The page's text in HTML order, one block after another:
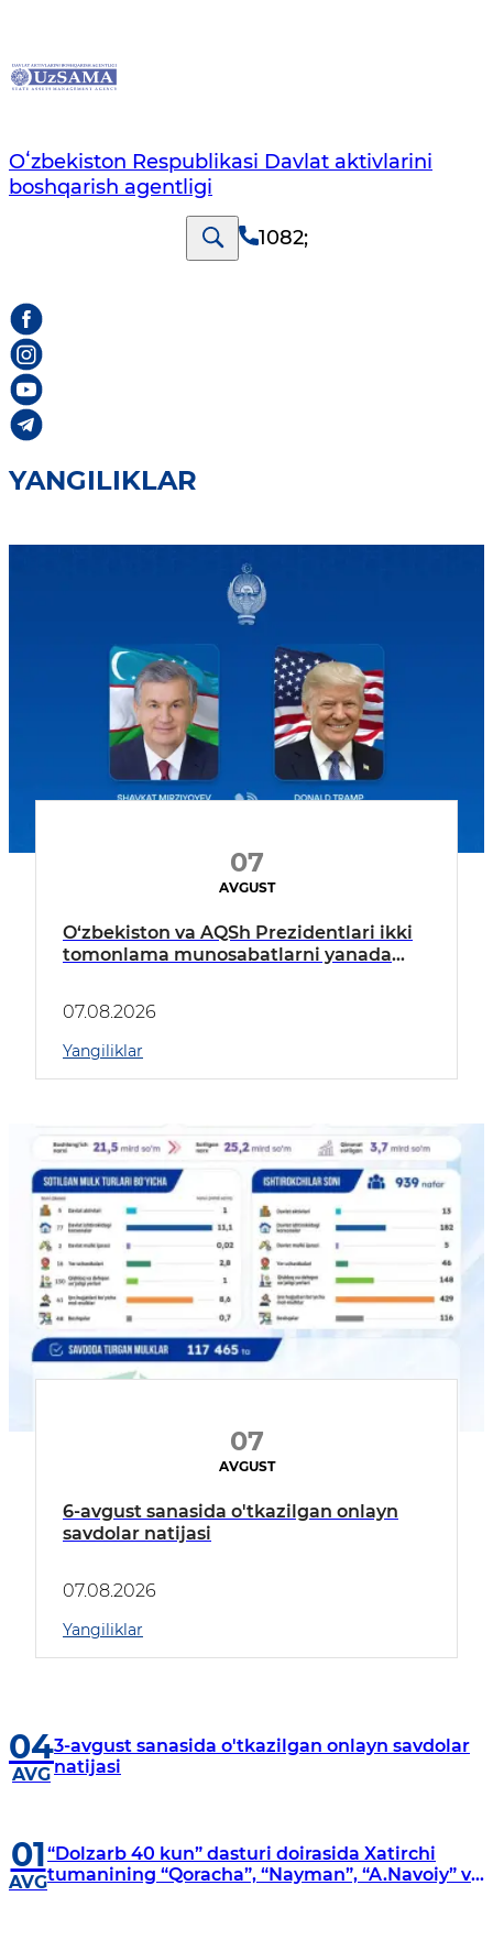
Oʻzbekiston Respublikasi Davlat aktivlarini
boshqarish agentligi
1082;
YANGILIKLAR
07
AVGUST
O‘zbekiston va AQSh Prezidentlari ikki
tomonlama munosabatlarni yanada
07.08.2026
Yangiliklar
07
AVGUST
6-avgust sanasida o'tkazilgan onlayn
savdolar natijasi
07.08.2026
Yangiliklar
04
AVG
3-avgust sanasida o'tkazilgan onlayn savdolar
natijasi
01
AVG
“Dolzarb 40 kun” dasturi doirasida Xatirchi
tumanining “Qoracha”, “Nayman”, “A.Navoiy” va